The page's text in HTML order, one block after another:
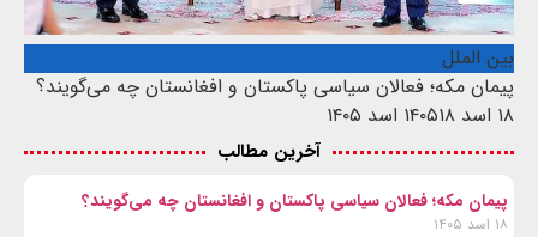
بین الملل
پیمان مکه؛ فعالان سیاسی پاکستان و افغانستان چه می‌گویند؟
۱۸ اسد ۱۴۰۵
۱۸ اسد ۱۴۰۵
آخرین مطالب
پیمان مکه؛ فعالان سیاسی پاکستان و افغانستان چه می‌گویند؟
۱۸ اسد ۱۴۰۵